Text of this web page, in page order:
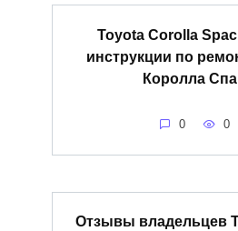
Toyota Corolla
инструкции по
Королла
0 0
Отзывы владельцев